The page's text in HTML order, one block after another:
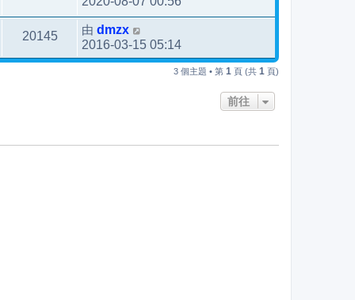
20145 由 dmzx
2016-03-15 05:14
3 個主題 • 第 1 頁 (共 1 頁)
前往